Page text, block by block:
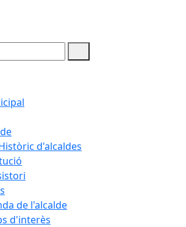
d'alcaldes
de l'alcalde
d'interès